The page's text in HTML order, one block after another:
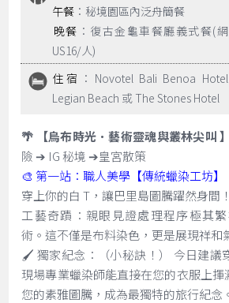
午餐 ：秘境園區內泛舟簡餐
晚餐 ：復古金龜車餐廳義式餐(
US16/人)
住宿 ：Novotel Bali Benoa
Legian Beach 或 The Stones Hotel
🌴 【烏布時光．藝術靈魂與叢林尖叫 】
險 ➔ IG 秘境 ➔皇宮散策
🎨 第一站：職人美學【傳統蠟染工坊】
穿上你的白 T，讓巴里島圖騰躍然身間！
工藝奇蹟：親眼見證處理程序極其
術。這不僅是布料染色，更是展現祥和
🖌️ 獨家紀念：（小秘訣！） 今日建議
現場專業蠟染師能直接在您的衣服上
您的素雅圖騰，成為最獨特的旅行紀念